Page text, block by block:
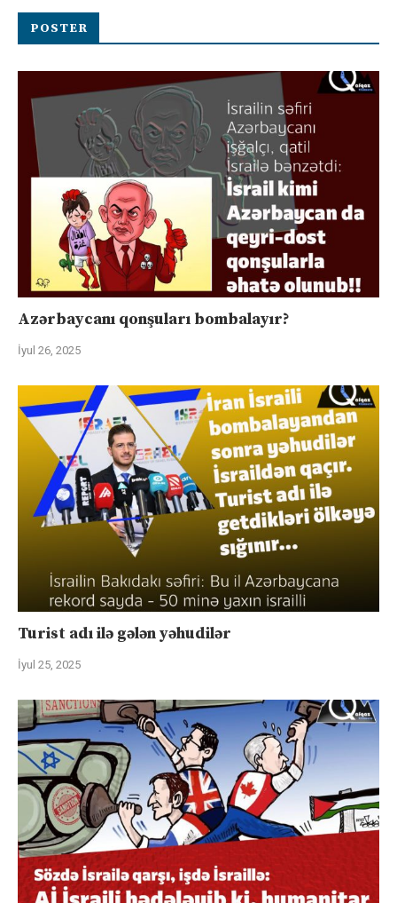
POSTER
Azərbaycanı qonşuları bombalayır?
İyul 26, 2025
Turist adı ilə gələn yəhudilər
İyul 25, 2025